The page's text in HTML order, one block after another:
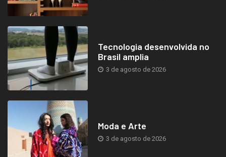
Tecnologia desenvolvida no
Brasil amplia
3 de agosto de 2026
Moda e Arte
3 de agosto de 2026